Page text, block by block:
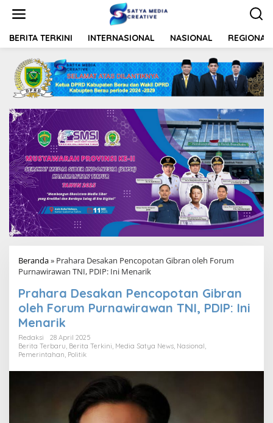
t
BERITA TERKINI INTERNASIONAL NASIONAL REGIONAL
Beranda» Prahara Desakan Pencopotan Gibran oleh Forum
Purnawirawan TNI, PDIP: Ini Menarik
Prahara Desakan Pencopotan Gibran
oleh Forum Purnawirawan TNI, PDIP: Ini
Menarik
Redaksi
28 April 2025
Berita Terbaru Berita Terkini Media Satya News Nasional
Pemerintahan Politik